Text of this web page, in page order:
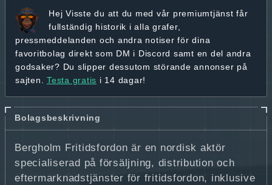
Hej Visste du att du med vår premiumtjänst får
fullständig historik i alla grafer,
pressmeddelanden och andra notiser för dina
favoritbolag direkt som DM i Discord samt en del andra
godsaker? Du slipper dessutom störande annonser på
sajten. Testa gratis i 14 dagar!
Bolagsbeskrivning
Bergholm Fritidsfordon är en nordisk aktör
specialiserad på försäljning, distribution och
eftermarknadstjänster för fritidsfordon, inklusive